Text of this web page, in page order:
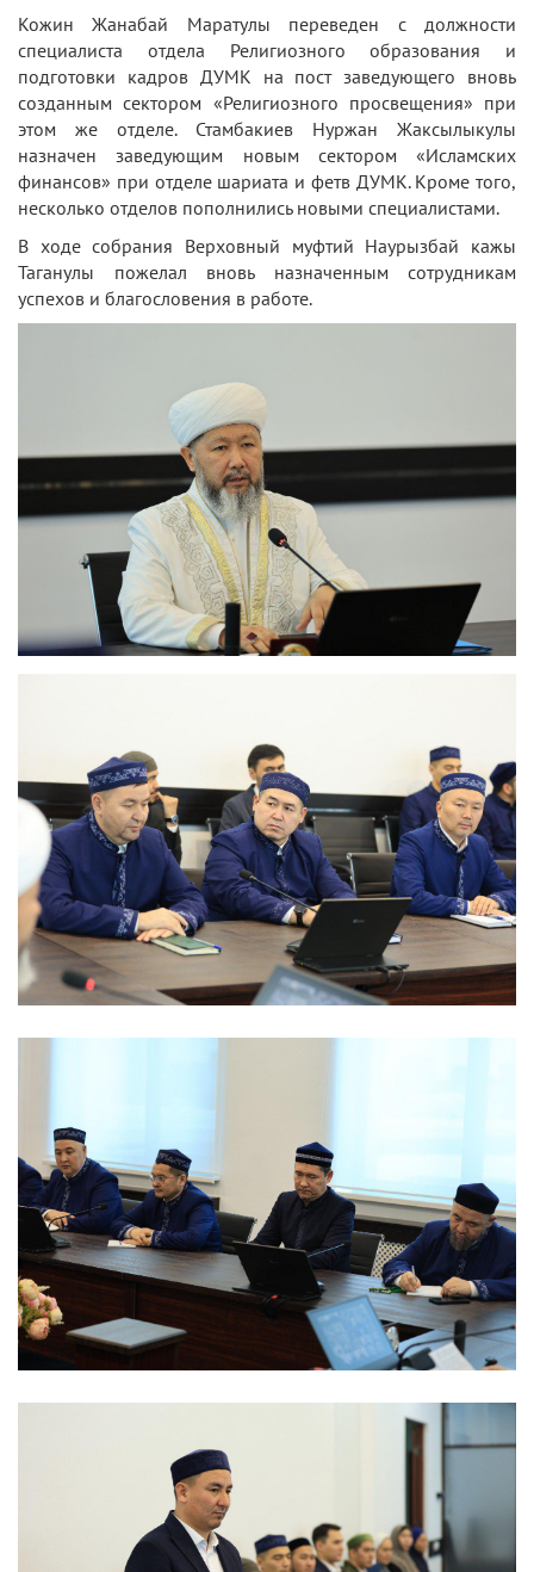
Кожин Жанабай Маратулы переведен с должности
специалиста отдела Религиозного образования и
подготовки кадров ДУМК на пост заведующего вновь
созданным сектором «Религиозного просвещения» при
этом же отделе. Стамбакиев Нуржан Жаксылыкулы
назначен заведующим новым сектором «Исламских
финансов» при отделе шариата и фетв ДУМК. Кроме того,
несколько отделов пополнились новыми специалистами.
В ходе собрания Верховный муфтий Наурызбай кажы
Таганулы пожелал вновь назначенным сотрудникам
успехов и благословения в работе.